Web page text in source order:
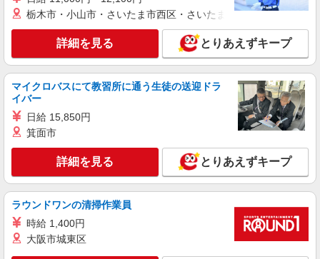
株式会社kotrio /●YK-S-2022924
川崎大師駅＊病院の看護助手│シフト相談
OK！経験不問・資格不問◎
時給1550円〜2312円 ＜交通費全支給(ガソリ
ン代含む)＞
川崎市｜川崎大師駅 好アクセス◎
キープ 詳細を見る
株式会社kotrio /●SW-H2-1674720
京急川崎駅≫シニア向けマンションの看護師＊
バイタルチェック等
時給2400円〜3000円＜日払い有/経験者優遇/交
栃木市・小山市・さいたま市西区・さいたま市岩槻区・久喜市・
詳細を見る とりあえずキープ
マイクロバスにて教習所に通う生徒の送迎ドラ
イバー
日給 15,850円
箕面市
詳細を見る とりあえずキープ
ラウンドワンの清掃作業員
時給 1,400円
大阪市城東区